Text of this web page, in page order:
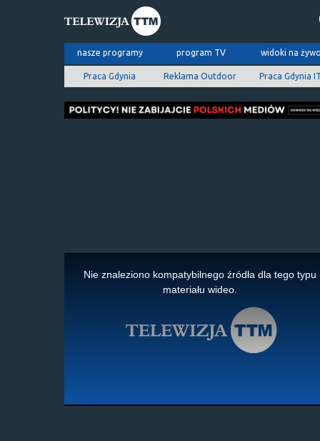
nasze programy program TV widoki na
Praca Gdynia Reklama Outdoor Praca Gdynia
Nie znaleziono kompatybilnego źródła dla tego typu
materiału wideo.